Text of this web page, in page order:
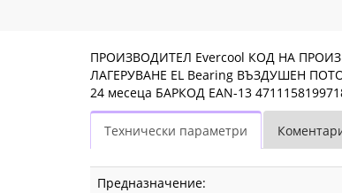
ПРОИЗВОДИТЕЛ Evercool КОД НА
ЛАГЕРУВАНЕ EL Bearing ВЪЗДУШЕН
24 месеца БАРКОД EAN-13
Технически параметри
Предназначение: